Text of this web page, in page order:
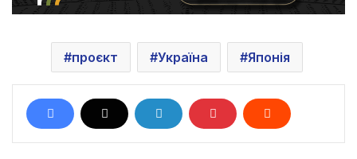
проєкт Україна Японія